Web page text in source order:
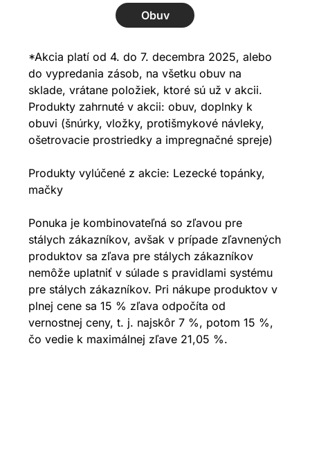
Obuv
*Akcia platí od 4. do 7. decembra 2025, alebo
do vypredania zásob, na všetku obuv na
sklade, vrátane položiek, ktoré sú už v akcii.
Produkty zahrnuté v akcii: obuv, doplnky k
obuvi (šnúrky, vložky, protišmykové návleky,
ošetrovacie prostriedky a impregnačné spreje)
Produkty vylúčené z akcie: Lezecké topánky,
mačky
Ponuka je kombinovateľná so zľavou pre
stálych zákazníkov, avšak v prípade zľavnených
produktov sa zľava pre stálych zákazníkov
nemôže uplatniť v súlade s pravidlami systému
pre stálych zákazníkov. Pri nákupe produktov v
plnej cene sa 15 % zľava odpočíta od
vernostnej ceny, t. j. najskôr 7 %, potom 15 %,
čo vedie k maximálnej zľave 21,05 %.